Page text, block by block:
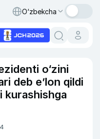
O‘zbekcha
o‘zini
deb e’lon qildi
kurashishga